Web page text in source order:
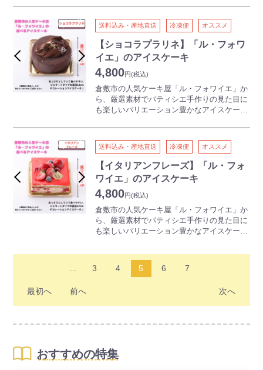
ヨーグルトアイスにグラノーラを混ぜ、中に
レを入れました。
あっさりとしていて食べやすい、ジェラート
タイプのデコレーションアイスケーキです。
見た目が可愛いものから大人向けのフレーバ
ーまでご用意しているので、子どもから大人
まで一緒にお楽しみいただけます。
直径12ｃｍの食べやすい大きさで、お子様の
お誕生祝いや団らんのひと時にオススメです
♪
【メロンココ】
メロンのアイスとココナッツアイス。
送料込み・産地直送 冷凍便 オススメ
【ショコラプラリネ】「ル・フォワ
イエ」のアイスケーキ
4,800円(税込)
倉敷市の人気ケーキ屋「ル・フォワイエ」か
ら、厳選素材でパティシエ手作りの見た目に
も楽しいバリエーション豊かなアイスケーキ
あっさりとしていて食べやすい、ジェラート
タイプのデコレーションアイスケーキです。
見た目が可愛いものから大人向けのフレーバ
ーまでご用意しているので、子どもから大人
まで一緒にお楽しみいただけます。
直径12ｃｍの食べやすい大きさで、お子様の
お誕生祝いや団らんのひと時にオススメです
♪
【ショコラプラリネ】
アイス、オレンジのジャムを入れました。
送料込み・産地直送 冷凍便 オススメ
【イタリアンフレーズ】「ル・フォ
ワイエ」のアイスケーキ
4,800円(税込)
倉敷市の人気ケーキ屋「ル・フォワイエ」か
ら、厳選素材でパティシエ手作りの見た目に
も楽しいバリエーション豊かなアイスケーキ
あっさりとしていて食べやすい、ジェラート
タイプのデコレーションアイスケーキです。
ーまでご用意しているので、子どもから大人
まで一緒にお楽しみいただけます。
お誕生祝いや団らんのひと時にオススメです
【イタリアンフレーズ】
3 4 5 6 7
最初へ 前へ 次へ
おすすめの特集